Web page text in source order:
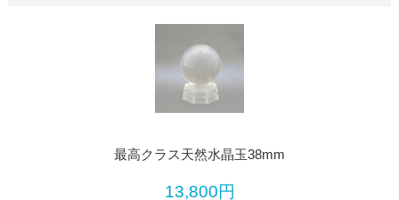
最高クラス天然水晶玉38mm
13,800円